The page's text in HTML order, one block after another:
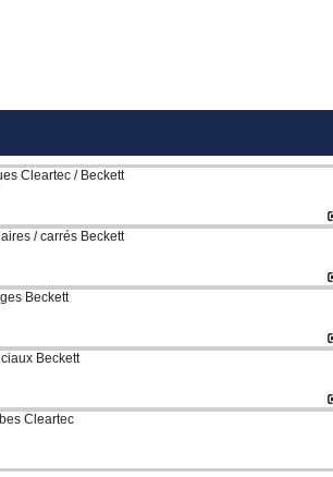
Cleartec / Beckett
/ carrés Beckett
Beckett
Beckett
Cleartec